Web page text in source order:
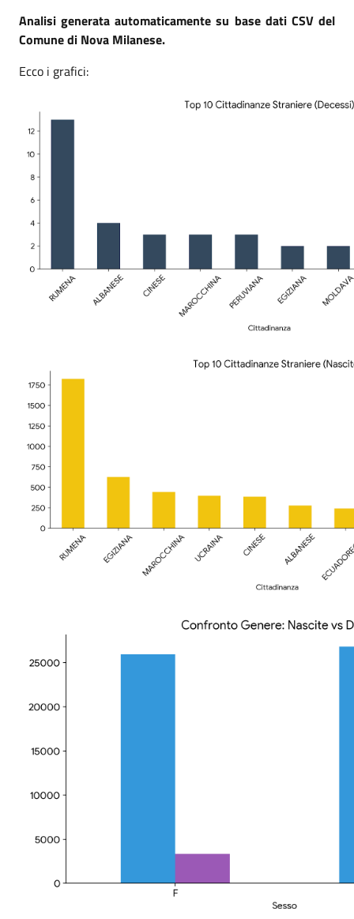
Analisi generata automaticamente su base dati CSV del
Comune di Nova Milanese.
Ecco i grafici: